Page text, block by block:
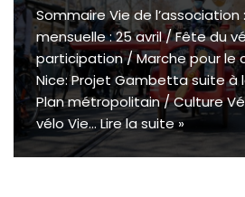
Sommaire Vie de l’association
mensuelle : 25 avril / Fête du
participation / Marche pour le
Nice: Projet Gambetta suite
Plan métropolitain / Culture
vélo Vie…Lire la suite »